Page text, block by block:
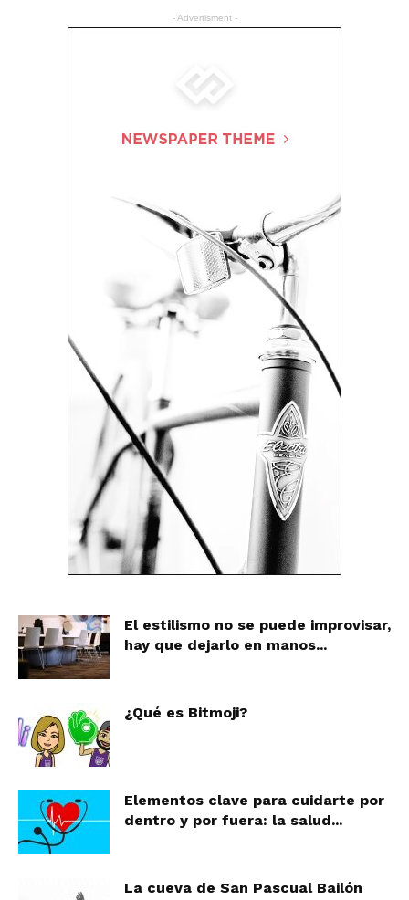
- Advertisment -
El estilismo no se puede improvisar,
hay que dejarlo en manos...
¿Qué es Bitmoji?
Elementos clave para cuidarte por
dentro y por fuera: la salud...
La cueva de San Pascual Bailón